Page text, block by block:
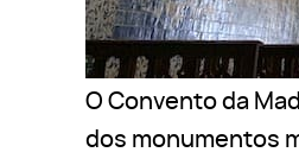
O Convento da
dos monumentos